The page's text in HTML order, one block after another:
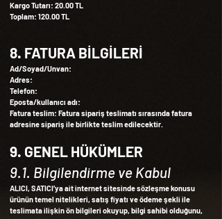
Kargo Tutarı: 20.00 TL
Toplam: 120.00 TL
8. FATURA BİLGİLERİ
Ad/Soyad/Unvan:
Adres:
Telefon:
Eposta/kullanıcı adı:
Fatura teslim: Fatura sipariş teslimatı sırasında fatura
adresine sipariş ile birlikte teslim edilecektir.
9. GENEL HÜKÜMLER
9.1. Bilgilendirme ve Kabul
ALICI, SATICI’ya ait internet sitesinde sözleşme konusu
ürünün temel nitelikleri, satış fiyatı ve ödeme şekli ile
teslimata ilişkin ön bilgileri okuyup, bilgi sahibi olduğunu,